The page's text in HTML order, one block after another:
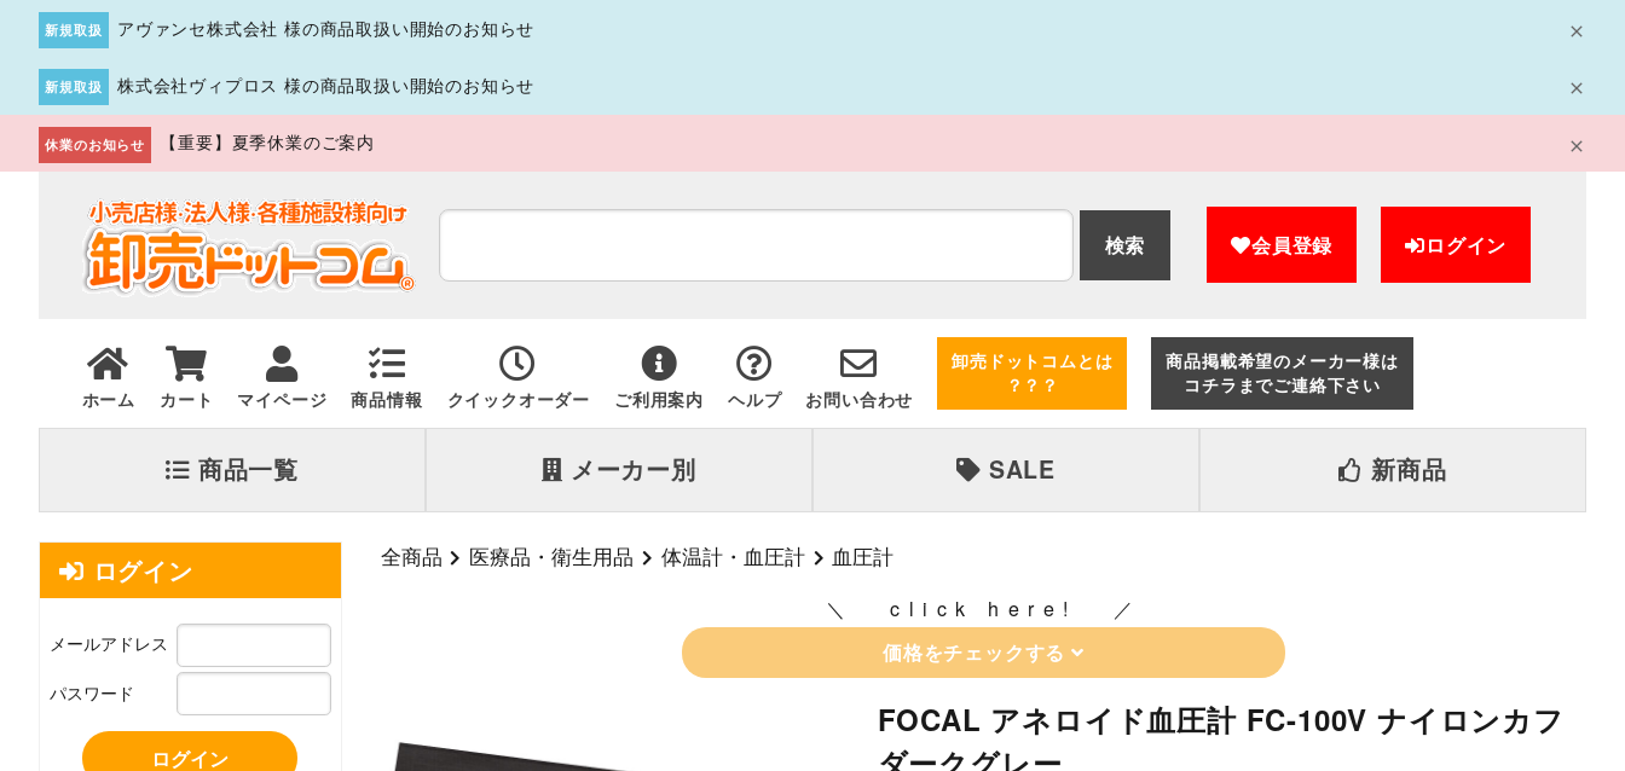
新規取扱 アヴァンセ株式会社 様の商品取扱い開始のお知らせ
新規取扱 株式会社ヴィプロス 様の商品取扱い開始のお知らせ
休業のお知らせ 【重要】夏季休業のご案内
検索 会員登録 ログイン
ホーム カート マイページ 商品情報 クイックオーダー ご利用案内 ヘルプ お問い合わせ
卸売ドットコムとは
？？？
商品掲載希望のメーカー様は
コチラまでご連絡下さい
商品一覧 メーカー別 SALE 新商品
全商品 医療品・衛生用品 体温計・血圧計 血圧計
click here!
価格をチェックする
FOCAL アネロイド血圧計 FC-100V ナイロンカフ
ダークグレー
ログイン
メールアドレス
パスワード
ログイン